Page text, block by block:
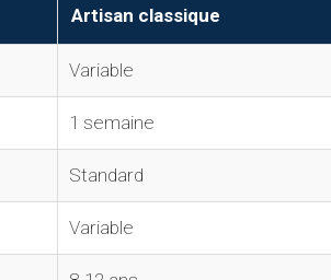
Artisan classique
Variable
1 semaine
Standard
Variable